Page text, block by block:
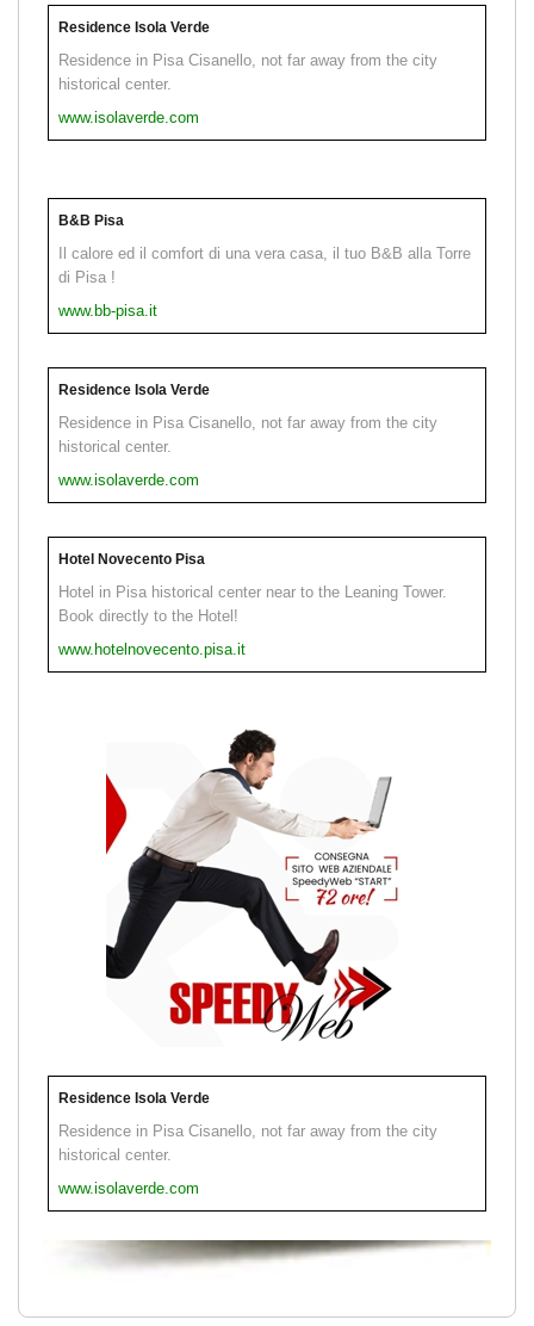
Residence Isola Verde
Residence in Pisa Cisanello, not far away from the city
historical center.
www.isolaverde.com
B&B Pisa
Il calore ed il comfort di una vera casa, il tuo B&B alla Torre
di Pisa !
www.bb-pisa.it
Residence Isola Verde
Residence in Pisa Cisanello, not far away from the city
historical center.
www.isolaverde.com
Hotel Novecento Pisa
Hotel in Pisa historical center near to the Leaning Tower.
Book directly to the Hotel!
www.hotelnovecento.pisa.it
Residence Isola Verde
Residence in Pisa Cisanello, not far away from the city
historical center.
www.isolaverde.com